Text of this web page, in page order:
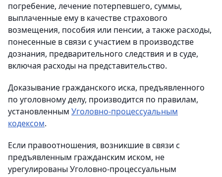
погребение, лечение потерпевшего, суммы,
выплаченные ему в качестве страхового
возмещения, пособия или пенсии, а также расходы,
понесенные в связи с участием в производстве
дознания, предварительного следствия и в суде,
включая расходы на представительство.
Доказывание гражданского иска, предъявленного
по уголовному делу, производится по правилам,
установленным Уголовно-процессуальным
кодексом.
Если правоотношения, возникшие в связи с
предъявленным гражданским иском, не
урегулированы Уголовно-процессуальным